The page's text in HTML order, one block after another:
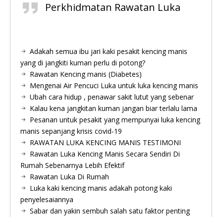
Perkhidmatan Rawatan Luka
Adakah semua ibu jari kaki pesakit kencing manis
yang di jangkiti kuman perlu di potong?
Rawatan Kencing manis (Diabetes)
Mengenai Air Pencuci Luka untuk luka kencing manis
Ubah cara hidup , penawar sakit lutut yang sebenar
Kalau kena jangkitan kuman jangan biar terlalu lama
Pesanan untuk pesakit yang mempunyai luka kencing
manis sepanjang krisis covid-19
RAWATAN LUKA KENCING MANIS TESTIMONI
Rawatan Luka Kencing Manis Secara Sendiri Di
Rumah Sebenarnya Lebih Efektif
Rawatan Luka Di Rumah
Luka kaki kencing manis adakah potong kaki
penyelesaiannya
Sabar dan yakin sembuh salah satu faktor penting